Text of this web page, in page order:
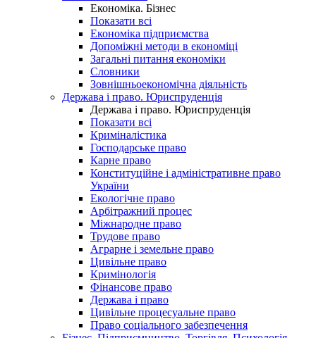
Економіка. Бізнес
Показати всі
Економіка підприємства
Допоміжні методи в економіці
Загальні питання економіки
Словники
Зовнішньоекономічна діяльність
Держава і право. Юриспруденція
Держава і право. Юриспруденція
Показати всі
Криміналістика
Господарське право
Карне право
Конституційне і адміністративне право
України
Екологічне право
Арбітражний процес
Міжнародне право
Трудове право
Аграрне і земельне право
Цивільне право
Кримінологія
Фінансове право
Держава і право
Цивільне процесуальне право
Право соціального забезпечення